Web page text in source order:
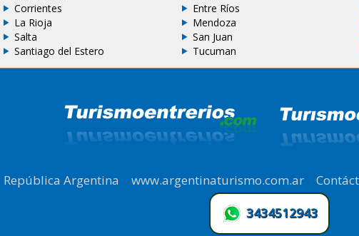
Corrientes Entre Ríos
La Rioja Mendoza
Salta San Juan
Santiago del Estero Tucuman
República Argentina www.argentinaturismo.com.ar|
3434512943